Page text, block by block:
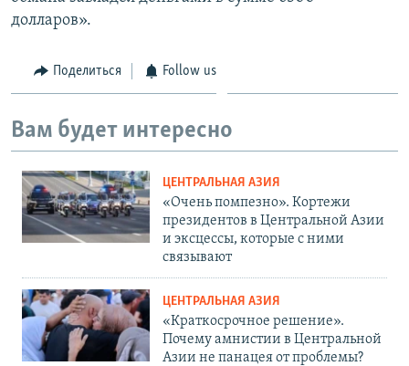
долларов».
Поделиться Follow us
Вам будет интересно
ЦЕНТРАЛЬНАЯ АЗИЯ
«Очень помпезно». Кортежи
президентов в Центральной Азии
и эксцессы, которые с ними
связывают
ЦЕНТРАЛЬНАЯ АЗИЯ
«Краткосрочное решение».
Почему амнистии в Центральной
Азии не панацея от проблемы?